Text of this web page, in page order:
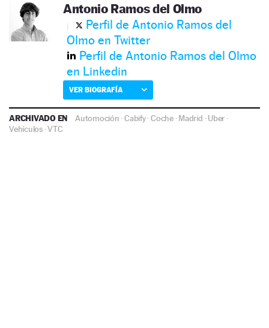
Antonio Ramos del Olmo
Perfil de Antonio Ramos del
Olmo en Twitter
Perfil de Antonio Ramos del Olmo
en Linkedin
VER BIOGRAFÍA
ARCHIVADO EN Automoción ·Cabify·Coche·Madrid ·Uber ·
Vehículos·VTC